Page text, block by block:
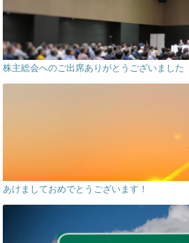
株主総会へのご出席ありがとうございました
あけましておめでとうございます！